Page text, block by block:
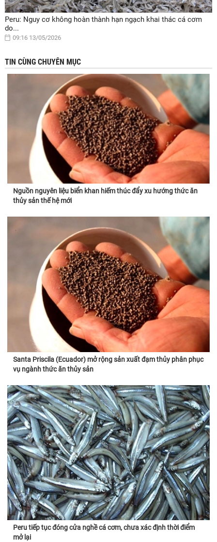
Peru: Nguy cơ không hoàn thành hạn ngạch khai thác cá cơm
do...
09:16 13/05/2026
TIN CÙNG CHUYÊN MỤC
Nguồn nguyên liệu biển khan hiếm thúc đẩy xu hướng thức ăn
thủy sản thế hệ mới
Santa Priscila (Ecuador) mở rộng sản xuất đạm thủy phân phục
vụ ngành thức ăn thủy sản
Peru tiếp tục đóng cửa nghề cá cơm, chưa xác định thời điểm
mở lại